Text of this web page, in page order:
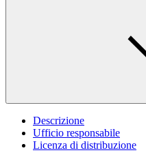
Descrizione
Ufficio responsabile
Licenza di distribuzione